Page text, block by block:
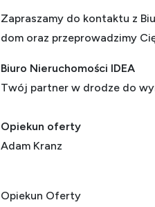
Zapraszamy do kontaktu z
dom oraz przeprowadzimy
Biuro Nieruchomości IDEA
Twój partner w drodze do
Opiekun oferty
Adam Kranz
Opiekun Oferty